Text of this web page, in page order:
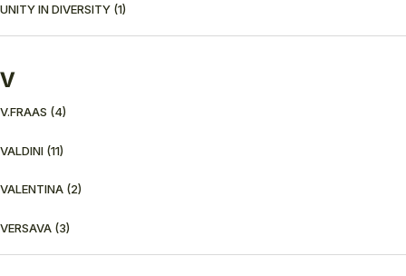
UNITY IN DIVERSITY (1)
V
V.FRAAS (4)
VALDINI (11)
VALENTINA (2)
VERSAVA (3)